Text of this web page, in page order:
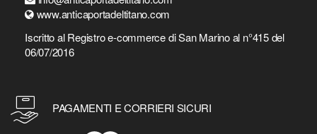
www.anticaportadeltitano.com
Iscritto al Registro e-commerce di San Marino al n°415 del
06/07/2016
PAGAMENTI E CORRIERI SICURI